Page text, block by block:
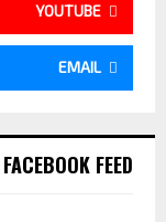
YOUTUBE
EMAIL
FACEBOOK FEED